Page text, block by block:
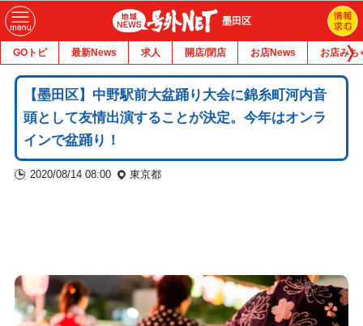
墨田区
GOトピ 最新News 求人 開店/閉店 お店News お店みち
【墨田区】中野駅前大盆踊り大会に錦糸町河内音
頭として友情出演することが決定。今年はオンラ
インで盆踊り！
2020/08/14 08:00 東京都